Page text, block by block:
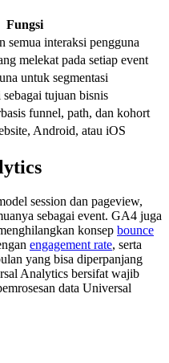
Fungsi
semua interaksi pengguna
melekat pada setiap event
untuk segmentasi
tujuan bisnis
funnel, path, dan kohort
Android, atau iOS
session dan pageview,
sebagai event. GA4 juga
konsep bounce
engagement rate, serta
yang bisa diperpanjang
Analytics bersifat wajib
data Universal